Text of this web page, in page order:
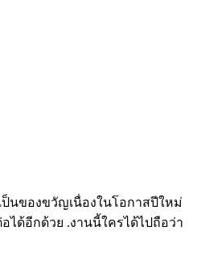
นของขวัญเนื่องในโอกาสปีใหม่
ด้อีกด้วย .งานนี้ใครได้ไปถือว่า